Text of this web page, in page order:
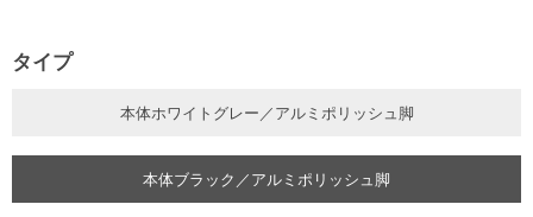
タイプ
本体ホワイトグレー／アルミポリッシュ脚
本体ブラック／アルミポリッシュ脚